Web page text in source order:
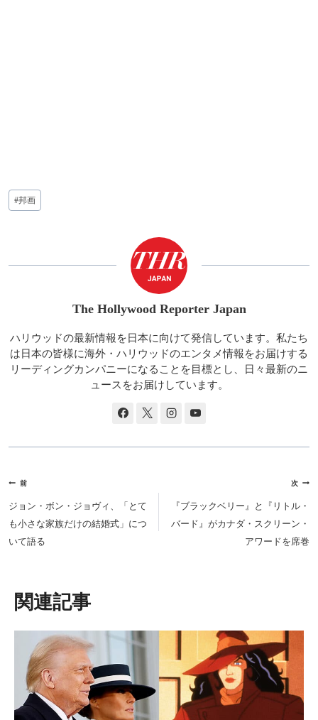
投
稿
#邦画
The Hollywood Reporter Japan
ハリウッドの最新情報を日本に向けて発信しています。私たち
は日本の皆様に海外・ハリウッドのエンタメ情報をお届けする
リーディングカンパニーになることを目標とし、日々最新のニ
ュースをお届けしています。
投
稿
ナ
ビ
シ
ョ
ン
前
ジョン・ボン・ジョヴィ、「とて
も小さな家族だけの結婚式」につ
いて語る
次
『ブラックベリー』と『リトル・
バード』がカナダ・スクリーン・
アワードを席巻
類似投稿